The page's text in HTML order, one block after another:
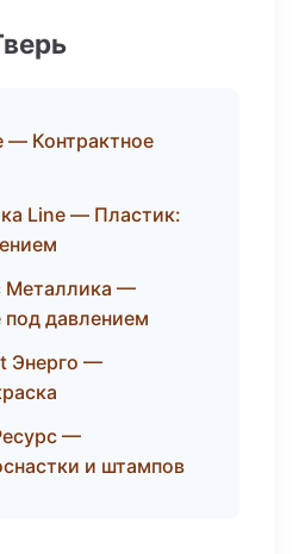
Контрактное
Line — Пластик:
Металлика —
под давлением
Энерго —
—
и штампов